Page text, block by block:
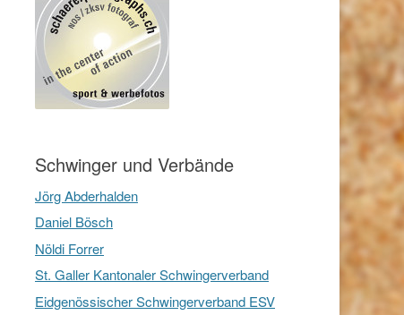
Schwinger und Verbände
Jörg Abderhalden
Daniel Bösch
Nöldi Forrer
St. Galler Kantonaler Schwingerverband
Eidgenössischer Schwingerverband ESV